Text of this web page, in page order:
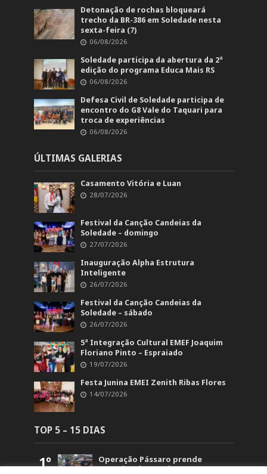
Detonação de rochas bloqueará
trecho da BR-386 em Soledade nesta
sexta-feira (7)
06/08/2026
Soledade participa da abertura da 2ª
edição do programa Educa Mais RS
06/08/2026
Defesa Civil de Soledade participa de
encontro do G8 Vale do Taquari para
troca de experiências
06/08/2026
ÚLTIMAS GALERIAS
Casamento Vitória e Luan
28/07/2026
Festival da Canção Candeias da
Soledade – domingo
27/07/2026
Inauguração Alpha Estrutura
Inteligente
26/07/2026
Festival da Canção Candeias da
Soledade – sábado
26/07/2026
5ª Integração Cultural EMEF Joaquim
Floriano Pinto – Espraiado
19/07/2026
Festa Junina EMEI Zenith Ribas Flores
14/07/2026
TOP 5 – 15 DIAS
1º
Operação Pássaro prende
suspeito de mandar matar